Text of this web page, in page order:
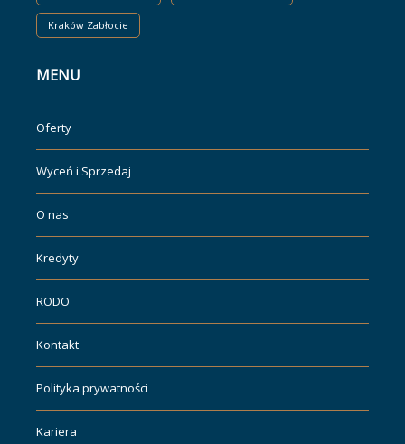
Kraków Zabłocie
MENU
Oferty
Wyceń i Sprzedaj
O nas
Kredyty
RODO
Kontakt
Polityka prywatności
Kariera